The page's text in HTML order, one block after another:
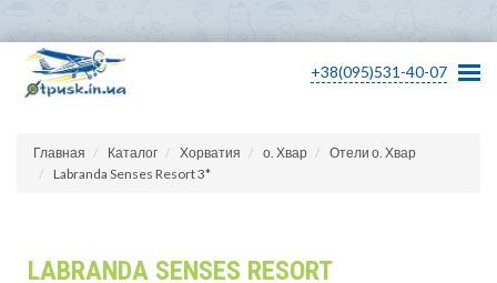
+38(095)531-40-07
Главная Каталог Хорватия о. Хвар
Отели о. Хвар
Labranda Senses Resort 3*
LABRANDA SENSES RESORT